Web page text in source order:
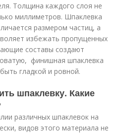
Толщина каждого слоя не
миллиметров. Шпаклевка
размером частиц, а
избежать пропущенных
составы создают
финишная шпаклевка
гладкой и ровной.
шпаклевку. Какие
различных шпаклевок на
видов этого материала не